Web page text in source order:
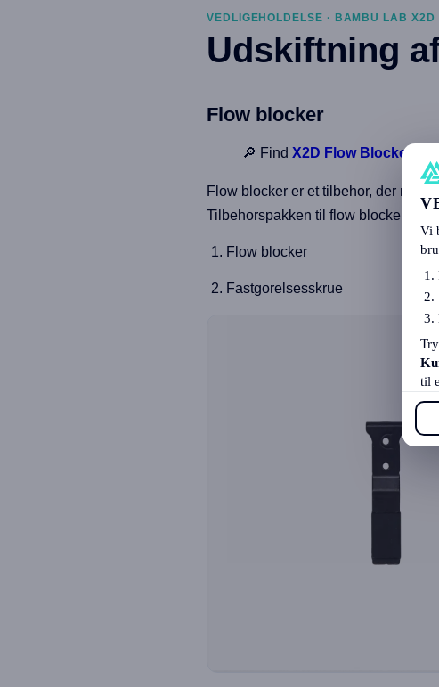
VEDLIGEHOLDELSE · BAMBU LAB X2D
Udskiftning
Flow blocker
🔎 Find X2D Flow Blocker
Flow blocker er et tilbehor, der
Tilbehorspakken til flow blocker
Flow blocker
Fastgorelsesskrue
Vi
til